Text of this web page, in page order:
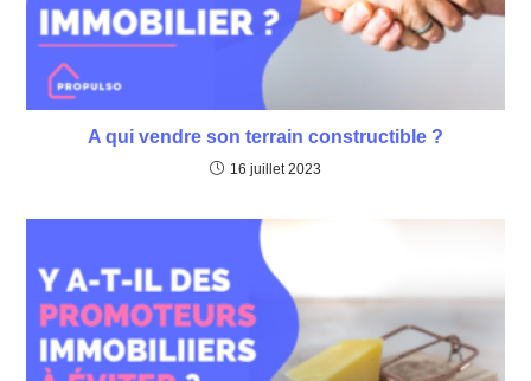
A qui vendre son terrain constructible ?
16 juillet 2023